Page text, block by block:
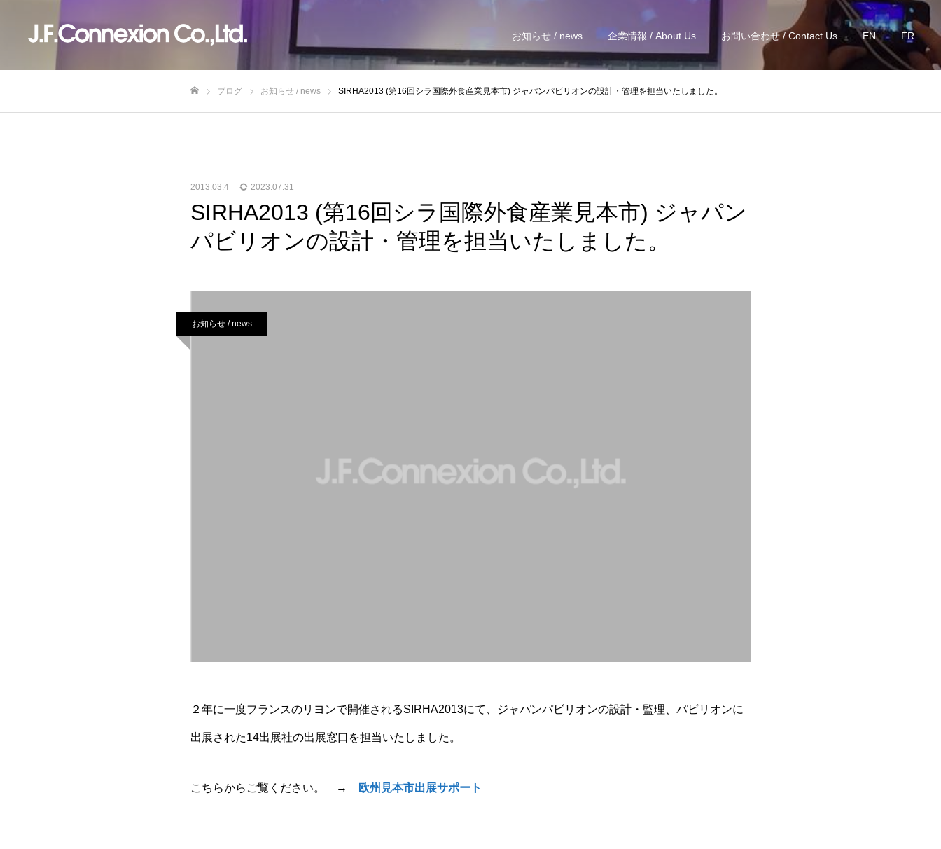
お知らせ / news 企業情報 / About Us お問い合わせ / Contact Us EN FR
ブログ お知らせ / news SIRHA2013 (第16回シラ国際外食産業見本市) ジャパンパビリオンの設計・管理を担当いたしました。
2013.03.4 2023.07.31
SIRHA2013 (第16回シラ国際外食産業見本市) ジャパン
パビリオンの設計・管理を担当いたしました。
お知らせ / news
２年に一度フランスのリヨンで開催されるSIRHA2013にて、ジャパンパビリオンの設計・監理、パビリオンに
出展された14出展社の出展窓口を担当いたしました。
こちらからご覧ください。 → 欧州見本市出展サポート